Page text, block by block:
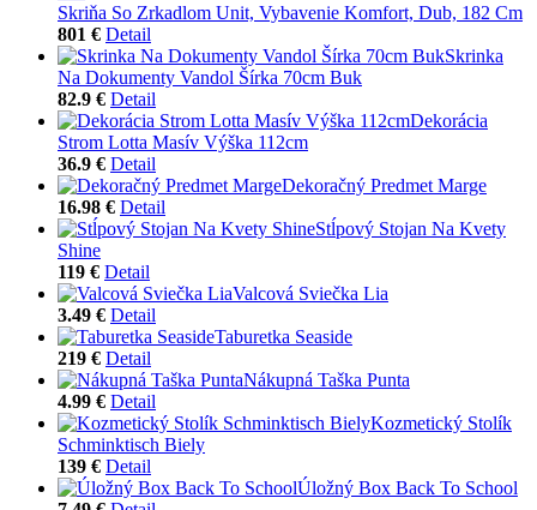
Skriňa So Zrkadlom Unit, Vybavenie Komfort, Dub, 182 Cm
801 € Detail
Skrinka
Na Dokumenty Vandol Šírka 70cm Buk
82.9 € Detail
Dekorácia
Strom Lotta Masív Výška 112cm
36.9 € Detail
Dekoračný Predmet Marge
16.98 € Detail
Stĺpový Stojan Na Kvety
Shine
119 € Detail
Valcová Sviečka Lia
3.49 € Detail
Taburetka Seaside
219 € Detail
Nákupná Taška Punta
4.99 € Detail
Kozmetický Stolík
Schminktisch Biely
139 € Detail
Úložný Box Back To School